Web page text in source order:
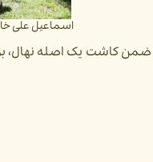
اسماعیل علی
کاشت یک اصله نهال،